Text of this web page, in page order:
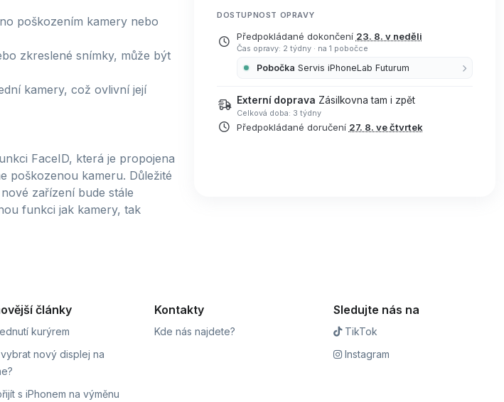
poškozením kamery nebo
zkreslené snímky, může být
kamery, což ovlivní její
FaceID, která je propojena
poškozenou kameru. Důležité
zařízení bude stále
funkci jak kamery, tak
DOSTUPNOST OPRAVY
Předpokládané dokončení 23. 8. v neděli
Čas opravy: 2 týdny · na 1 pobočce
Pobočka Servis iPhoneLab Futurum
Externí doprava Zásilkovna tam i zpět
Celková doba: 3 týdny
Předpokládané doručení 27. 8. ve čtvrtek
články
kurýrem
nový displej na
s iPhonem na výměnu
Kontakty
Kde nás najdete?
Sledujte nás na
TikTok
Instagram